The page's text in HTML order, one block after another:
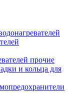
прочие
и кольца для